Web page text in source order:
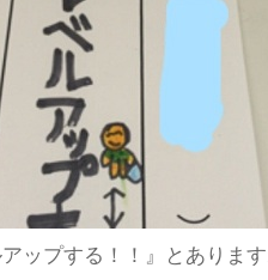
ップする！！』とありま